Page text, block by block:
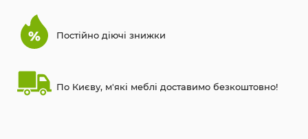
Постійно діючі знижки
По Києву, м'які меблі доставимо безкоштовно!